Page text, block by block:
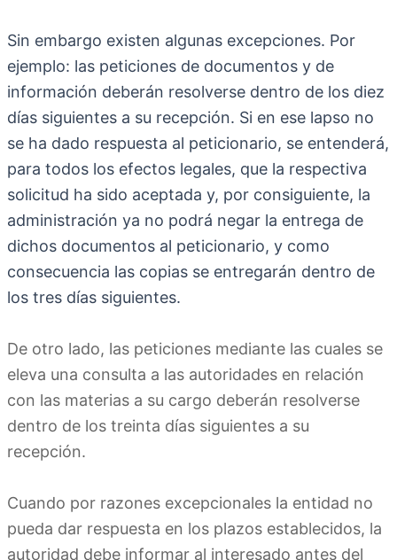
Sin embargo existen algunas excepciones. Por
ejemplo: las peticiones de documentos y de
información deberán resolverse dentro de los diez
días siguientes a su recepción. Si en ese lapso no
se ha dado respuesta al peticionario, se entenderá,
para todos los efectos legales, que la respectiva
solicitud ha sido aceptada y, por consiguiente, la
administración ya no podrá negar la entrega de
dichos documentos al peticionario, y como
consecuencia las copias se entregarán dentro de
los tres días siguientes.
De otro lado, las peticiones mediante las cuales se
eleva una consulta a las autoridades en relación
con las materias a su cargo deberán resolverse
dentro de los treinta días siguientes a su
recepción.
Cuando por razones excepcionales la entidad no
pueda dar respuesta en los plazos establecidos, la
autoridad debe informar al interesado antes del